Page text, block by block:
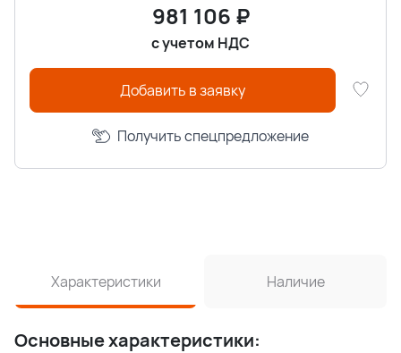
981 106 ₽
с учетом НДС
Добавить в заявку
Получить спецпредложение
Характеристики Наличие
Основные характеристики: